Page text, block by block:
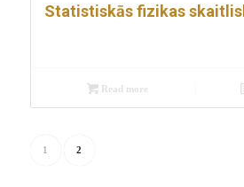
Statistiskās fizikas
Read more
1 2